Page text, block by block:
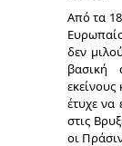
Από τα
δεν
βασική
έτυχε να
στις
οι